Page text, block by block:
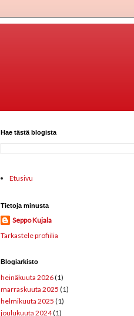
Hae tästä blogista
Etusivu
Tietoja minusta
Seppo Kujala
Tarkastele profiilia
Blogiarkisto
heinäkuuta 2026(1)
marraskuuta 2025 (1)
helmikuuta 2025 (1)
joulukuuta 2024(1)